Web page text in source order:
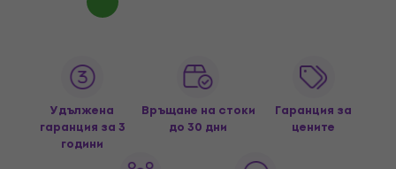
Удължена
гаранция за 3
години
Връщане на стоки
до 30 дни
Гаранция за
цените